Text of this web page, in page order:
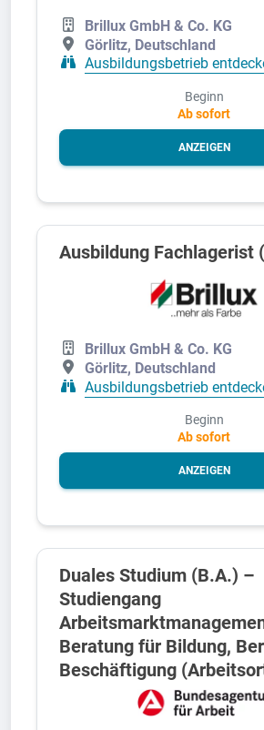
Brillux GmbH & Co. KG
Görlitz, Deutschland
Ausbildungsbetrieb
Beginn
Ab sofort
ANZEIGEN
Ausbildung Fachlagerist
Brillux GmbH & Co. KG
Görlitz, Deutschland
Ausbildungsbetrieb
Beginn
Ab sofort
ANZEIGEN
Duales Studium (B.A.) –
Studiengang
Beratung für Bildung,
Beschäftigung